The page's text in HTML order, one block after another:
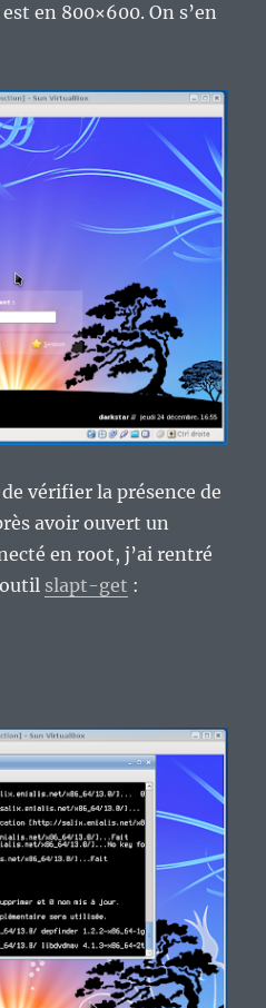
en 800×600. On s’en
vérifier la présence de
avoir ouvert un
en root, j’ai rentré
slapt-get :